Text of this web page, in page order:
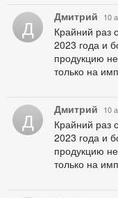
Д Дмитрий 10
Крайний раз
2023 года и
продукцию
только на
Д Дмитрий 10
Крайний раз
2023 года и
продукцию
только на